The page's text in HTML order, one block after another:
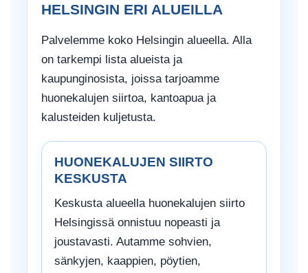
HELSINGIN ERI ALUEILLA
Palvelemme koko Helsingin alueella. Alla
on tarkempi lista alueista ja
kaupunginosista, joissa tarjoamme
huonekalujen siirtoa, kantoapua ja
kalusteiden kuljetusta.
HUONEKALUJEN SIIRTO
KESKUSTA
Keskusta alueella huonekalujen siirto
Helsingissä onnistuu nopeasti ja
joustavasti. Autamme sohvien,
sänkyjen, kaappien, pöytien,